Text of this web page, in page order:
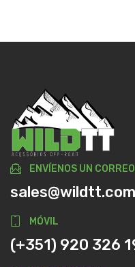
ENVÍENOS UN
sales@wildtt.com
MÓVIL
(+351) 920 326